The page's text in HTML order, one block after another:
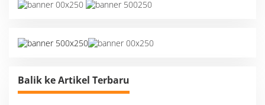
Balik ke Artikel Terbaru